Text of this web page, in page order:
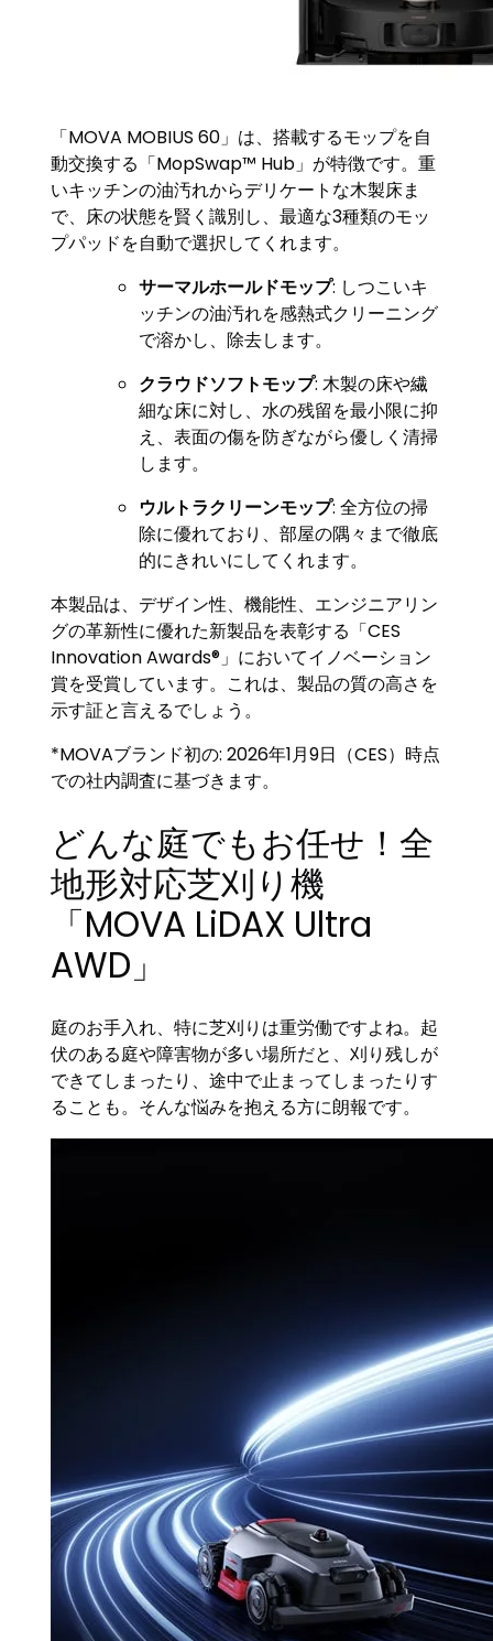
「MOVA MOBIUS 60」は、搭載するモップを自
動交換する「MopSwap™ Hub」が特徴です。重
いキッチンの油汚れからデリケートな木製床ま
で、床の状態を賢く識別し、最適な3種類のモッ
プパッドを自動で選択してくれます。
サーマルホールドモップ: しつこいキ
ッチンの油汚れを感熱式クリーニング
で溶かし、除去します。
クラウドソフトモップ: 木製の床や繊
細な床に対し、水の残留を最小限に抑
え、表面の傷を防ぎながら優しく清掃
します。
ウルトラクリーンモップ: 全方位の掃
除に優れており、部屋の隅々まで徹底
的にきれいにしてくれます。
本製品は、デザイン性、機能性、エンジニアリン
グの革新性に優れた新製品を表彰する「CES
Innovation Awards®」においてイノベーション
賞を受賞しています。これは、製品の質の高さを
示す証と言えるでしょう。
*MOVAブランド初の: 2026年1月9日（CES）時点
での社内調査に基づきます。
どんな庭でもお任せ！全
地形対応芝刈り機
「MOVA LiDAX Ultra
AWD」
庭のお手入れ、特に芝刈りは重労働ですよね。起
伏のある庭や障害物が多い場所だと、刈り残しが
できてしまったり、途中で止まってしまったりす
ることも。そんな悩みを抱える方に朗報です。